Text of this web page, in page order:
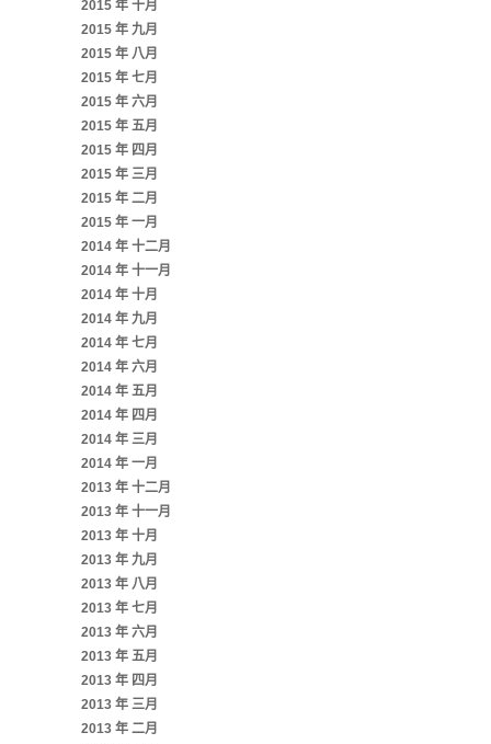
2015 年 十月
2015 年 九月
2015 年 八月
2015 年 七月
2015 年 六月
2015 年 五月
2015 年 四月
2015 年 三月
2015 年 二月
2015 年 一月
2014 年 十二月
2014 年 十一月
2014 年 十月
2014 年 九月
2014 年 七月
2014 年 六月
2014 年 五月
2014 年 四月
2014 年 三月
2014 年 一月
2013 年 十二月
2013 年 十一月
2013 年 十月
2013 年 九月
2013 年 八月
2013 年 七月
2013 年 六月
2013 年 五月
2013 年 四月
2013 年 三月
2013 年 二月